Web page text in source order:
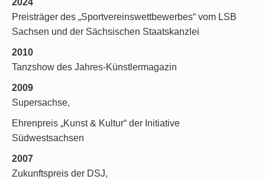
2024
Preisträger des „Sportvereinswettbewerbes“ vom LSB
Sachsen und der Sächsischen Staatskanzlei
2010
Tanzshow des Jahres-Künstlermagazin
2009
Supersachse,
Ehrenpreis „Kunst & Kultur“ der Initiative
Südwestsachsen
2007
Zukunftspreis der DSJ,